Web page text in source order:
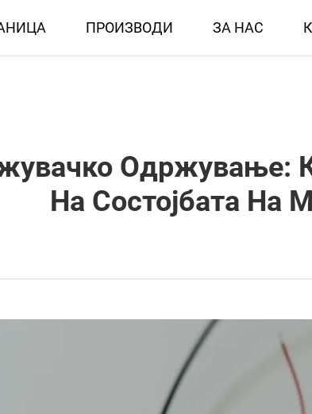
ПРОИЗВОДИ ЗА НАС
Одржување:
На Состојбата На